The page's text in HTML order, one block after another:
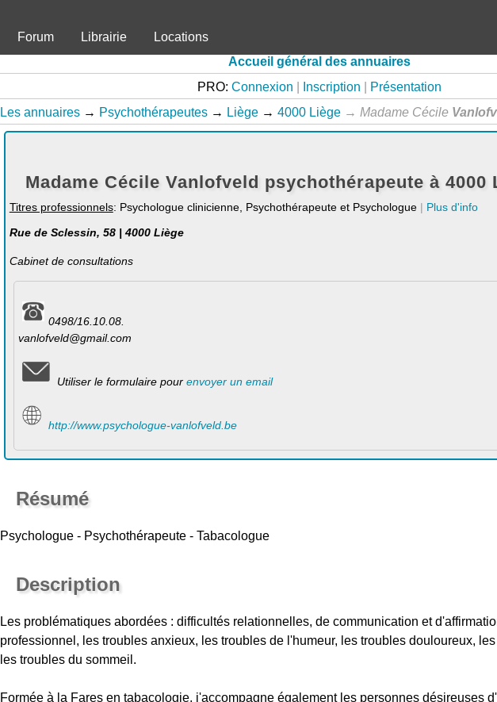
Forum Librairie
Locations
Accueil général des annuaires
PRO: Connexion Inscription
Présentation
Les annuaires → Psychothérapeutes → Liège → 4000 Liège → Madame Cécile
Madame Cécile Vanlofveld psychothérapeute à 4000
Titres professionnels: Psychologue clinicienne, Psychothérapeute et Psychologue | Plus d'info
Rue de Sclessin, 58 | 4000 Liège
Cabinet de consultations
0498/16.10.08.
vanlofveld@gmail.com
Utiliser le formulaire pourenvoyer un email
http://www.psychologue-vanlofveld.be
Résumé
Psychologue - Psychothérapeute - Tabacologue
Description
Les problématiques abordées : difficultés relationnelles, de communication et
professionnel, les troubles anxieux, les troubles de l'humeur, les troubles douloureux,
les troubles du sommeil.
Formée à la Fares en tabacologie, j'accompagne également les personnes désireuses